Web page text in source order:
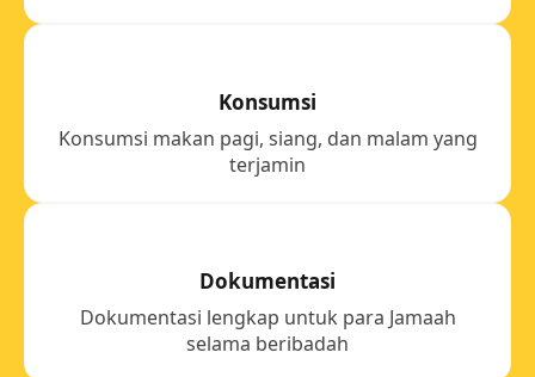
Konsumsi
Konsumsi makan pagi, siang, dan malam yang
terjamin
Dokumentasi
Dokumentasi lengkap untuk para Jamaah
selama beribadah